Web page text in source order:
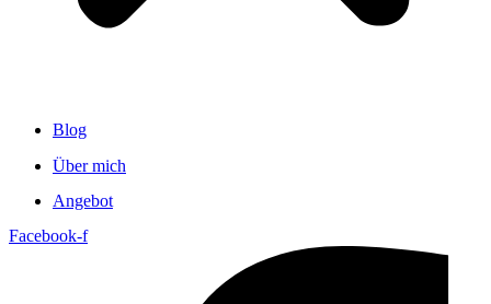
Blog
Über mich
Angebot
Facebook-f